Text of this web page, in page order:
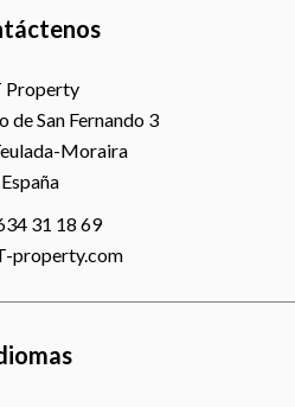
Property
de San Fernando 3
Moraira
España
31 18 69
property.com